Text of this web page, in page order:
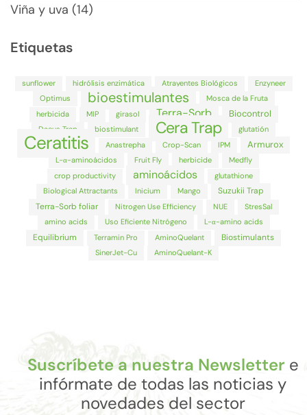
Viña y uva (14)
Etiquetas
sunflower hidrólisis enzimática Atrayentes Biológicos
Enzyneer
Optimus
bioestimulantes
Mosca de la Fruta
herbicida
MIP girasol Terra-Sorb Biocontrol
Dacus Trap biostimulant Cera Trap glutatión
Ceratitis Anastrepha Crop-Scan IPM Armurox
L-α-aminoácidos Fruit Fly herbicide
Medfly
crop productivity
aminoácidos
glutathione
Biological Attractants
Inicium Mango
Suzukii Trap
Terra-Sorb foliar
Nitrogen Use Efficiency NUE
StresSal
amino acids
Uso Eficiente Nitrógeno L-α-amino acids
Equilibrium Terramin Pro AminoQuelant Biostimulants
SinerJet-Cu AminoQuelant-K
Suscríbete a nuestra Newsletter e
infórmate de todas las noticias y
novedades del sector